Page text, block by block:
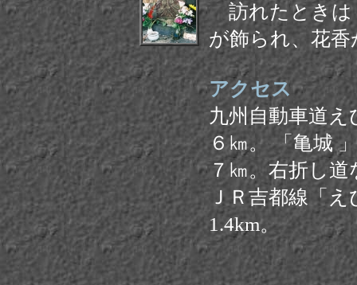
訪れたときは
が飾られ、花
アクセス
九州自動車道
６㎞。 「亀城
７㎞。右折し道
ＪＲ吉都線「
1.4km。